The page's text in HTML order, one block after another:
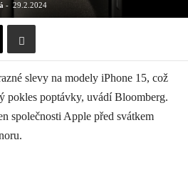
- 29.2.2024
slevy na modely iPhone 15, což
pokles poptávky, uvádí Bloomberg.
společnosti Apple před svátkem